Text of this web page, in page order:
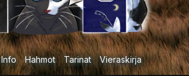
Info Hahmot Tarinat Vieraskirja